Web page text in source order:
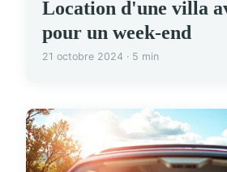
Location d'une villa
pour un week-end
21 octobre 2024 · 5 min